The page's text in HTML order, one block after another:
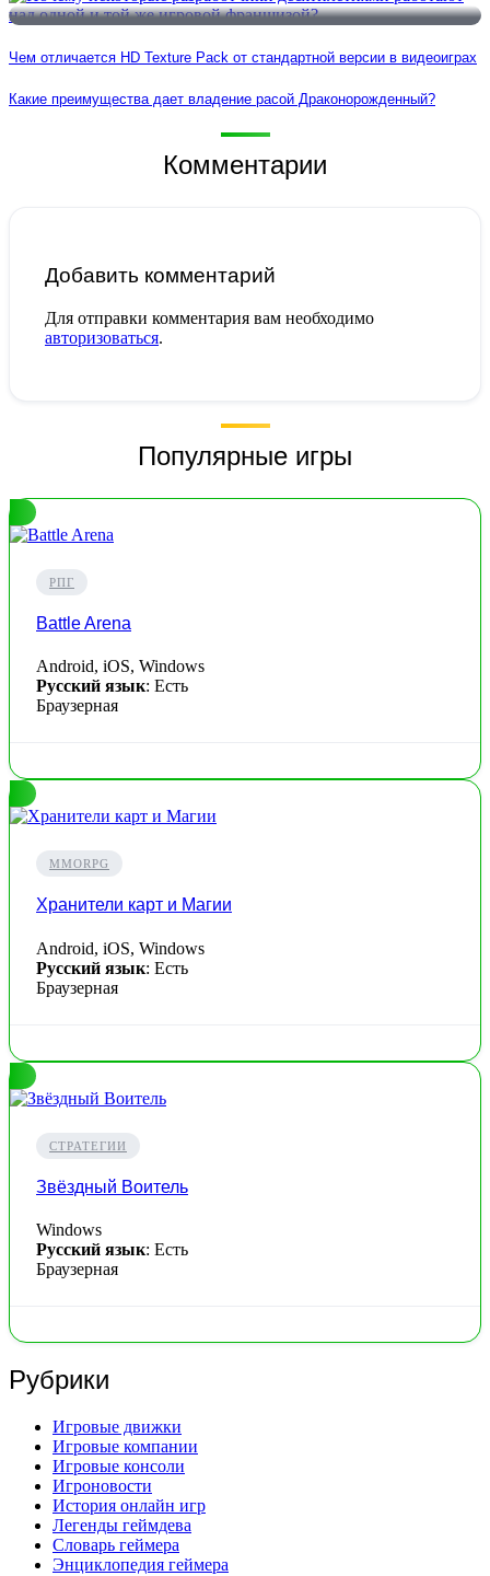
Чем отличается HD Texture Pack от стандартной версии в видеоиграх
Какие преимущества дает владение расой Драконорожденный?
Комментарии
Добавить комментарий
Для отправки комментария вам необходимо
авторизоваться.
Популярные игры
РПГ
Battle Arena
Android, iOS, Windows
Русский язык: Есть
Браузерная
MMORPG
Хранители карт и Магии
Android, iOS, Windows
Русский язык: Есть
Браузерная
СТРАТЕГИИ
Звёздный Воитель
Windows
Русский язык: Есть
Браузерная
Рубрики
Игровые движки
Игровые компании
Игровые консоли
Игроновости
История онлайн игр
Легенды геймдева
Словарь геймера
Энциклопедия геймера